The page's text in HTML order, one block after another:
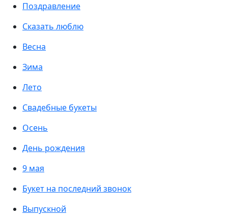
Поздравление
Сказать люблю
Весна
Зима
Лето
Свадебные букеты
Осень
День рождения
9 мая
Букет на последний звонок
Выпускной